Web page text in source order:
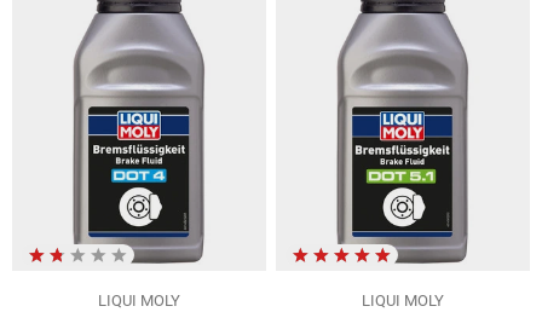
LIQUI MOLY
LIQUI MOLY